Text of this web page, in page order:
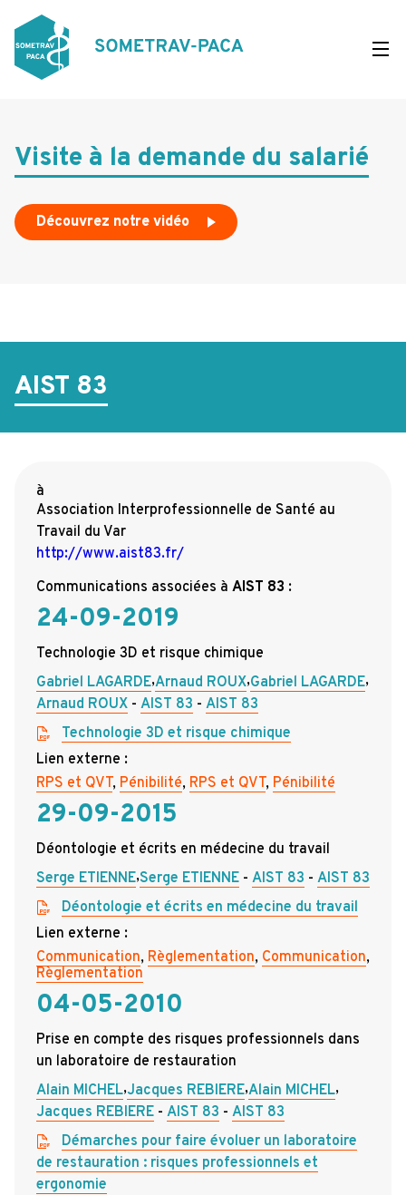
au
contenu
principal
Visite à la demande du salarié
Découvrez notre vidéo
AIST 83
à
Association Interprofessionnelle de Santé au
Travail du Var
http://www.aist83.fr/
Communications associées à AIST 83 :
24-09-2019
Technologie 3D et risque chimique
Gabriel LAGARDE,Arnaud ROUX,Gabriel LAGARDE,
Arnaud ROUX
AIST 83
AIST 83
Technologie 3D et risque chimique
Lien externe :
RPS et QVT, Pénibilité, RPS et QVT, Pénibilité
29-09-2015
Déontologie et écrits en médecine du travail
Serge ETIENNE,Serge ETIENNE AIST 83
AIST 83
Déontologie et écrits en médecine du travail
Lien externe :
Communication, Règlementation, Communication,
Règlementation
04-05-2010
Prise en compte des risques professionnels dans
un laboratoire de restauration
Alain MICHEL,Jacques REBIERE,Alain MICHEL,
Jacques REBIERE
AIST 83
AIST 83
Démarches pour faire évoluer un laboratoire
de restauration : risques professionnels et
ergonomie